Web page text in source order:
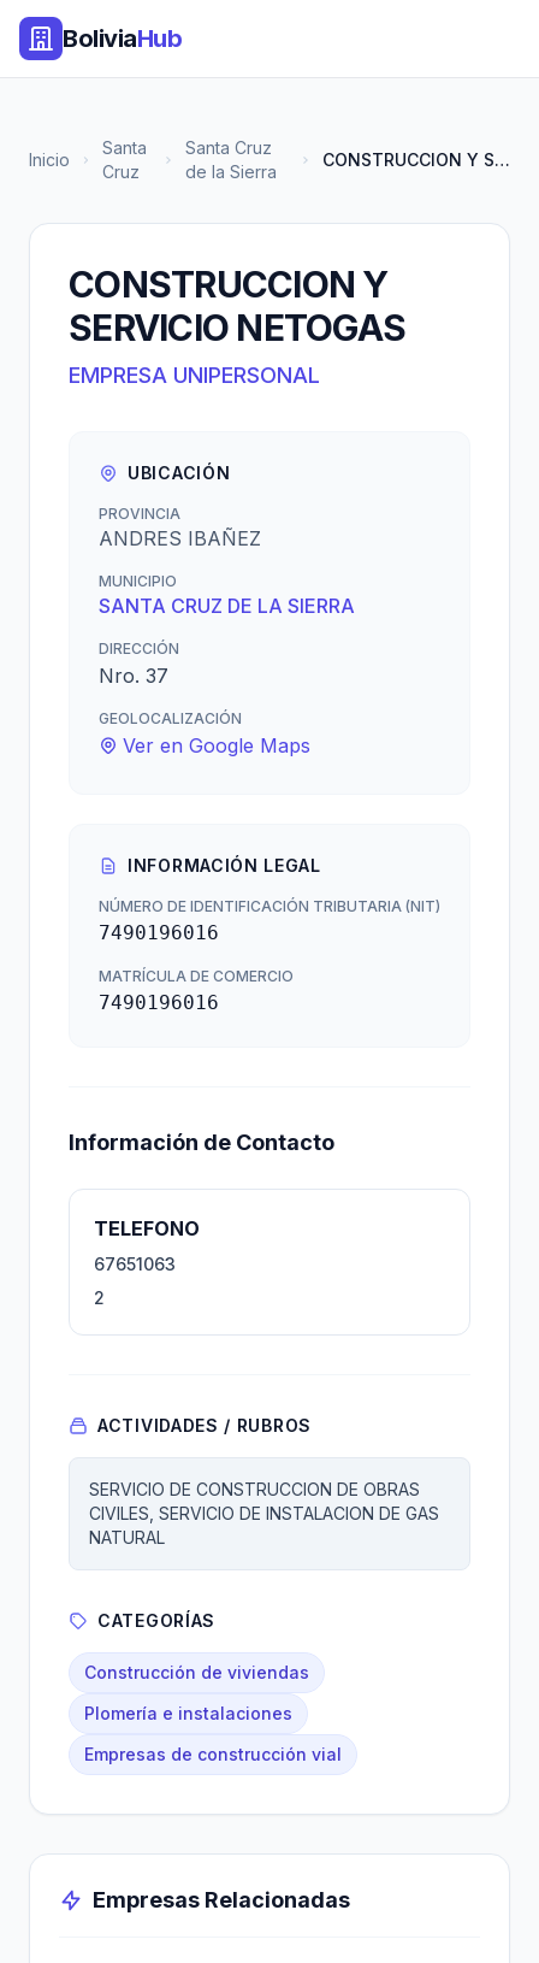
BoliviaHub
Inicio
Santa
Cruz
Santa Cruz
de la Sierra
CONSTRUCCION Y SERVICIO NETOGA...
CONSTRUCCION Y
SERVICIO NETOGAS
EMPRESA UNIPERSONAL
UBICACIÓN
PROVINCIA
ANDRES IBAÑEZ
MUNICIPIO
SANTA CRUZ DE LA SIERRA
DIRECCIÓN
Nro. 37
GEOLOCALIZACIÓN
Ver en Google Maps
INFORMACIÓN LEGAL
NÚMERO DE IDENTIFICACIÓN TRIBUTARIA (NIT)
7490196016
MATRÍCULA DE COMERCIO
7490196016
Información de Contacto
TELEFONO
67651063
2
ACTIVIDADES / RUBROS
SERVICIO DE CONSTRUCCION DE OBRAS
CIVILES, SERVICIO DE INSTALACION DE GAS
NATURAL
CATEGORÍAS
Construcción de viviendas
Plomería e instalaciones
Empresas de construcción vial
Empresas Relacionadas